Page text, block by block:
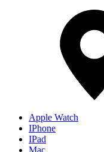
Apple Watch
IPhone
IPad
Mac